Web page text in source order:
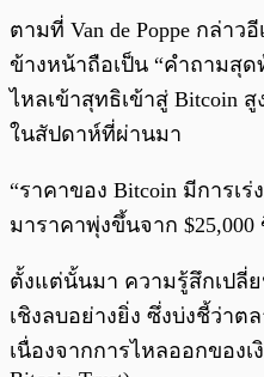
ตามที่ Van de Poppe กล่าว
ข้างหน้าถือเป็น “คำถามสุ
ไหลเข้าสุทธิเข้าสู่ Bitcoin
ในสัปดาห์ที่ผ่านมา
“ราคาของ Bitcoin มีการเ
มาราคาพุ่งขึ้นจาก $25,000
ตั้งแต่นั้นมา ความรู้สึกเปลี่
เชิงลบอย่างยิ่ง ซึ่งบ่งชี้ว่าต
เนื่องจากการไหลออกของเ